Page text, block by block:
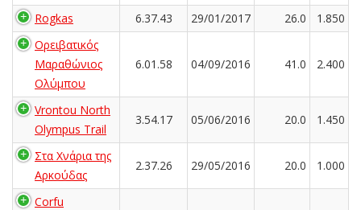
Rogkas 6.37.43 29/01/2017 26.0
1.850
Ορειβατικός
Μαραθώνιος
Ολύμπου
6.01.58 04/09/2016 41.0 2.400
Vrontou North
Olympus Trail
3.54.17 05/06/2016 20.0 1.450
Στα Χνάρια της
Αρκούδας
2.37.26 29/05/2016 20.0 1.000
Corfu